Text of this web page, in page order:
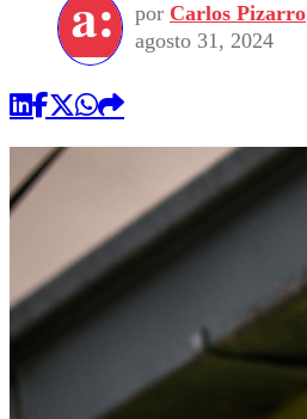
por Carlos Pizarro
agosto 31, 2024